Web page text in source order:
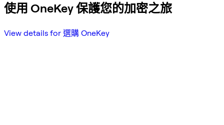
使用 OneKey 保護您的加密之旅
View details for 選購 OneKey